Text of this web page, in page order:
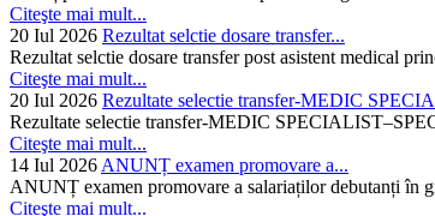
Citeşte mai mult...
20 Iul 2026 Rezultat selctie dosare transfer...
Rezultat selctie dosare transfer post asistent medical
Citeşte mai mult...
20 Iul 2026 Rezultate selectie transfer-MEDIC
Rezultate selectie transfer-MEDIC
Citeşte mai mult...
14 Iul 2026 ANUNȚ examen promovare a...
ANUNȚ examen promovare a salariaților debutanți în
Citeşte mai mult...